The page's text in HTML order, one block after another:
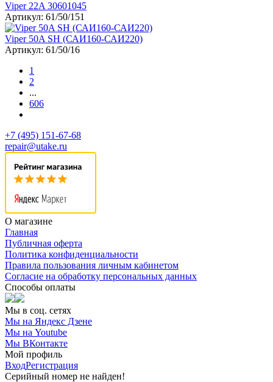
Viper 22A 30601045
Артикул: 61/50/151
Viper 50A SH (САИ160-САИ220)
Артикул: 61/50/16
1
2
...
606
+7 (495) 151-67-68
repair@utake.ru
О магазине
Главная
Публичная оферта
Политика конфиденциальности
Правила пользования личным кабинетом
Согласие на обработку персональных данных
Способы оплаты
Мы в соц. сетях
Мы на Яндекс Дзене
Мы на Youtube
Мы ВКонтакте
Мой профиль
ВходРегистрация
Серийный номер не найден!